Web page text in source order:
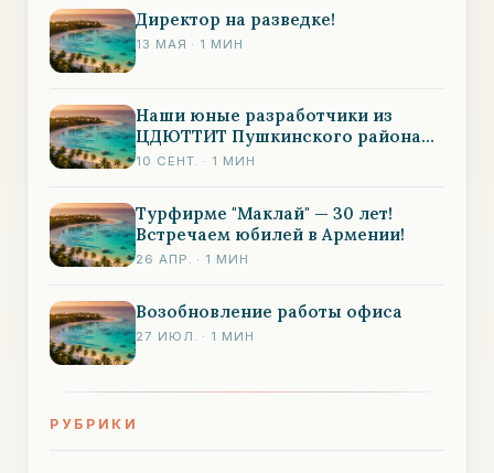
Директор на разведке!
13 МАЯ · 1 МИН
Наши юные разработчики из
ЦДЮТТИТ Пушкинского района
завоевали БРОНЗУ в классе
10 СЕНТ. · 1 МИН
Турфирме "Маклай" — 30 лет!
Встречаем юбилей в Армении!
26 АПР. · 1 МИН
Возобновление работы офиса
27 ИЮЛ. · 1 МИН
РУБРИКИ